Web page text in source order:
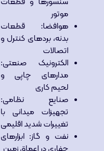
موتور
هوافضا: قطعات
بدنه، بردهای کنترل و
اتصالات
الکترونیک صنعتی:
مدارهای چاپی و
لحیم کاری
صنایع نظامی:
تجهیزات میدانی با
تغییرات شدید اقلیمی
نفت و گاز: ابزارهای